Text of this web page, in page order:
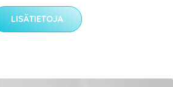
LISÄTIETOJA